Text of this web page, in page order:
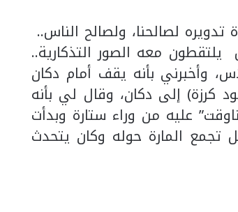
لصالحنا، ولصالح الناس..
معه الصور التذكارية..
وأخبرني بأنه يقف أمام دكان
إلى دكان، وقال لي بأنه
عليه من وراء ستارة وبدأت
تجمع المارة حوله وكان يتحدث